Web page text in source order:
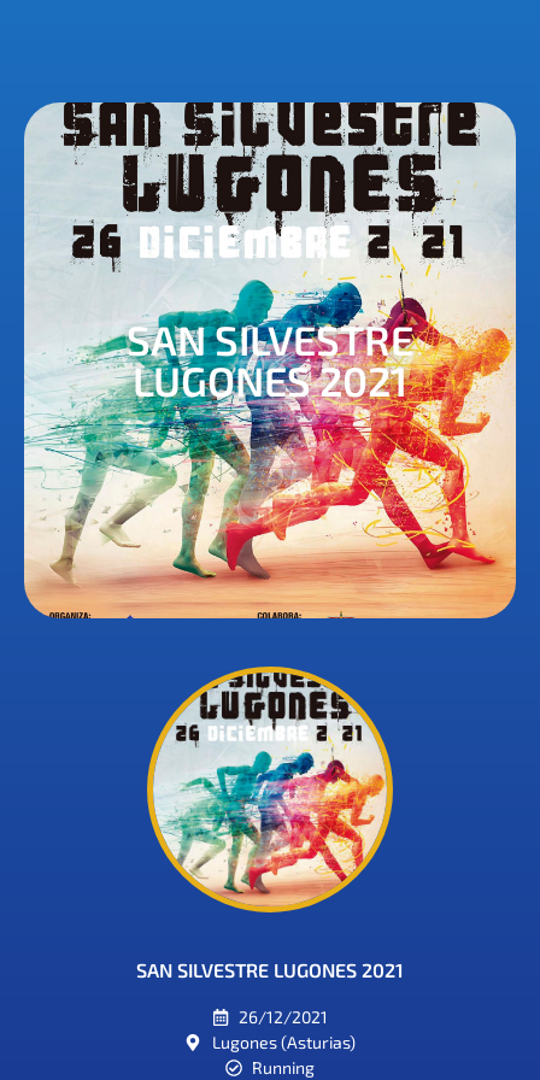
SAN SILVESTRE
LUGONES 2021
SAN SILVESTRE LUGONES 2021
26/12/2021
Lugones (Asturias)
Running